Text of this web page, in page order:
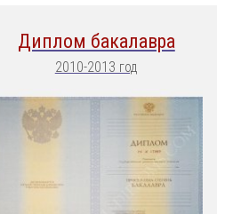
Диплом бакалавра
2010-2013 год